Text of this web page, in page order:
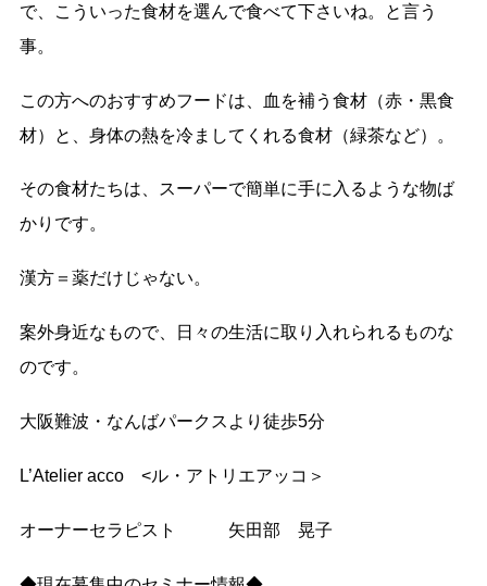
で、こういった食材を選んで食べて下さいね。と言う
事。
この方へのおすすめフードは、血を補う食材（赤・黒食
材）と、身体の熱を冷ましてくれる食材（緑茶など）。
その食材たちは、スーパーで簡単に手に入るような物ば
かりです。
漢方＝薬だけじゃない。
案外身近なもので、日々の生活に取り入れられるものな
のです。
大阪難波・なんばパークスより徒歩5分
L’Atelier acco <ル・アトリエアッコ＞
オーナーセラピスト 矢田部 晃子